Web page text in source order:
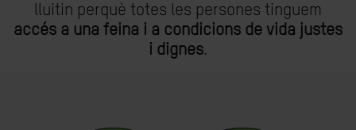
lluitin perquè totes les persones tinguem
accés a una feina i a condicions de vida justes
i dignes.